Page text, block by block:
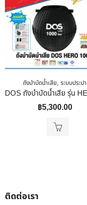
ถังบำบัดน้ำเสีย, ระบบประปา
฿5,300.00
ติดต่อเรา